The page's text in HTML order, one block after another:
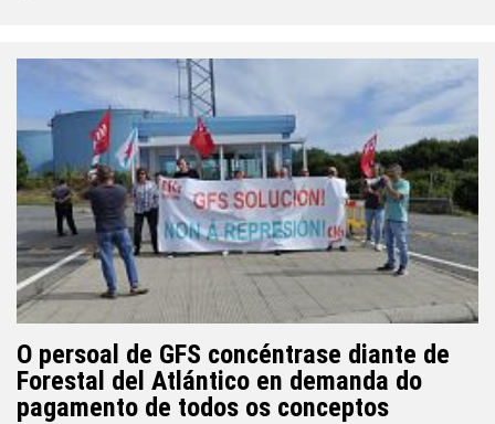
O persoal de GFS concéntrase diante de
Forestal del Atlántico en demanda do
pagamento de todos os conceptos